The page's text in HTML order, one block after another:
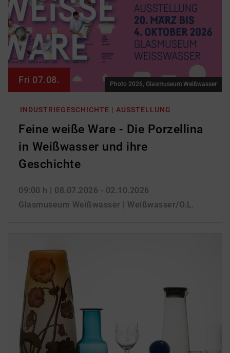
INDUSTRIEGESCHICHTE | AUSSTELLUNG
Feine weiße Ware - Die Porzellina
in Weißwasser und ihre
Geschichte
09:00 h | 08.07.2026 - 02.10.2026
Glasmuseum Weißwasser | Weißwasser/O.L.
Fri 07.08. Photo 2026, Glasmuseum Weißwasser